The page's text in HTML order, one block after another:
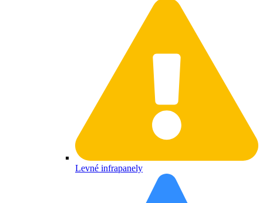
Levné infrapanely